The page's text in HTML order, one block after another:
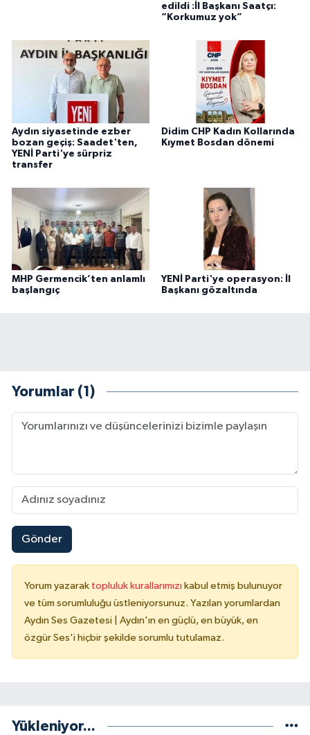
edildi :İl Başkanı Saatçı:
“Korkumuz yok”
Aydın siyasetinde ezber
bozan geçiş: Saadet'ten,
YENİ Parti'ye sürpriz
transfer
Didim CHP Kadın Kollarında
Kıymet Bosdan dönemi
MHP Germencik’ten anlamlı
başlangıç
YENİ Parti'ye operasyon: İl
Başkanı gözaltında
Yorumlar (1)
Gönder
Yorum yazarak topluluk kurallarımızı kabul etmiş bulunuyor
ve tüm sorumluluğu üstleniyorsunuz. Yazılan yorumlardan
Aydın Ses Gazetesi | Aydın'ın en güçlü, en büyük, en
özgür Ses'i hiçbir şekilde sorumlu tutulamaz.
Yükleniyor...